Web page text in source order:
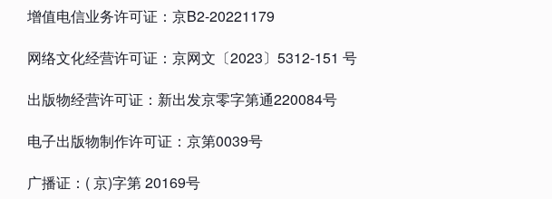
增值电信业务许可证：京B2-20221179
网络文化经营许可证：京网文〔2023〕5312-151 号
出版物经营许可证：新出发京零字第通220084号
电子出版物制作许可证：京第0039号
广播证：( 京)字第 20169号